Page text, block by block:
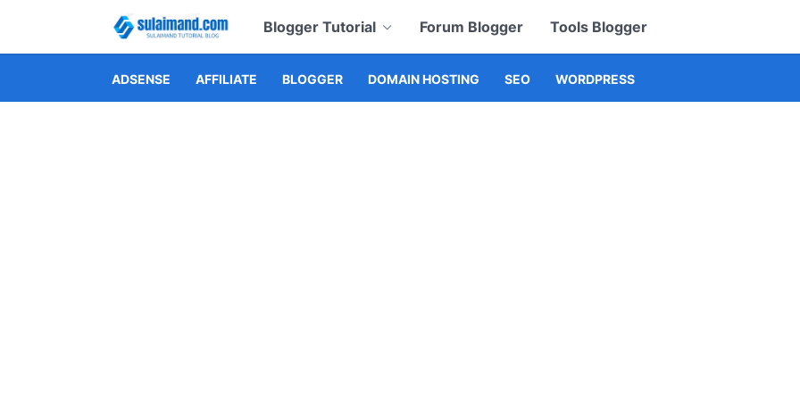
Blogger Tutorial Forum Blogger Tools Blogger
ADSENSE AFFILIATE BLOGGER DOMAIN HOSTING SEO WORDPRESS